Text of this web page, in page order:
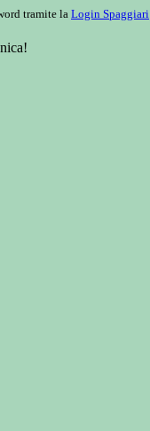
tramite la Login Spaggiari